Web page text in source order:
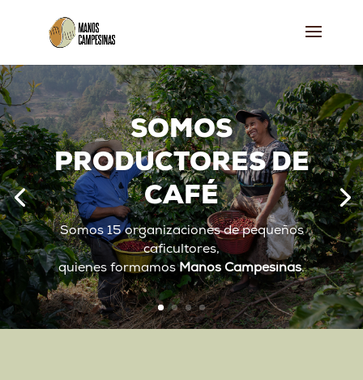
SOMOS
PRODUCTORES DE
CAFÉ
Somos 15 organizaciones de pequeños
caficultores,
quienes formamosManos Campesinas.
Manos Campesinas